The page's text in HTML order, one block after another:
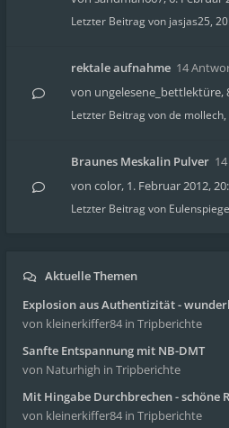
Letzter Beitrag von jasjas25,
rektale aufnahme 14
von ungelesene_bettlektüre,
Letzter Beitrag vonde mollech,
Braunes Meskalin Pulver
von color, 1. Februar 2012,
Letzter Beitrag von
Aktuelle Themen
Explosion aus Authentizität -
von kleinerkiffer84 in Tripberichte
Sanfte Entspannung mit NB-DMT
von Naturhigh in Tripberichte
Mit Hingabe Durchbrechen - schöne
von kleinerkiffer84 in Tripberichte